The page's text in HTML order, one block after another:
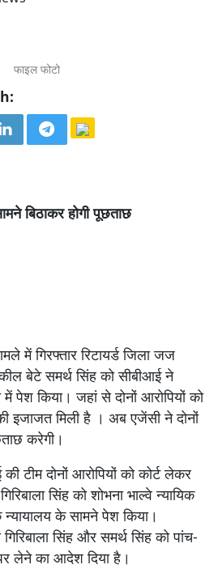
फाइल फोटो
बिठाकर होगी पूछताछ
में गिरफ्तार रिटायर्ड जिला जज
बेटे समर्थ सिंह को सीबीआई ने
पेश किया। जहां से दोनों आरोपियों को
इजाजत मिली है । अब एजेंसी ने दोनों
करेगी।
टीम दोनों आरोपियों को कोर्ट लेकर
सिंह को शोभना भाल्वे न्यायिक
के सामने पेश किया।
गिरिबाला सिंह और समर्थ सिंह को पांच-
लेने का आदेश दिया है।